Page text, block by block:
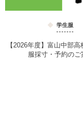
学生服
【2026年度】富山中部高
服採寸・予約のご